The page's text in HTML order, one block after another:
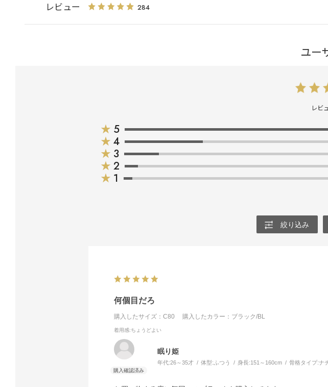
レビュー 284
ユー
レビ
★ 5
★ 4
★ 3
★ 2
★ 1
絞り込み
何個目だろ
購入したサイズ：C80 購入したカラー：ブラック/BL
着用感:ちょうどよい
眠り姫
年代:26～35才 体型: ふつう 身長:151～160cm 骨格タイプ:ナ